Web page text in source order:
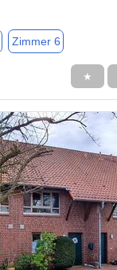
Zimmer 6
★